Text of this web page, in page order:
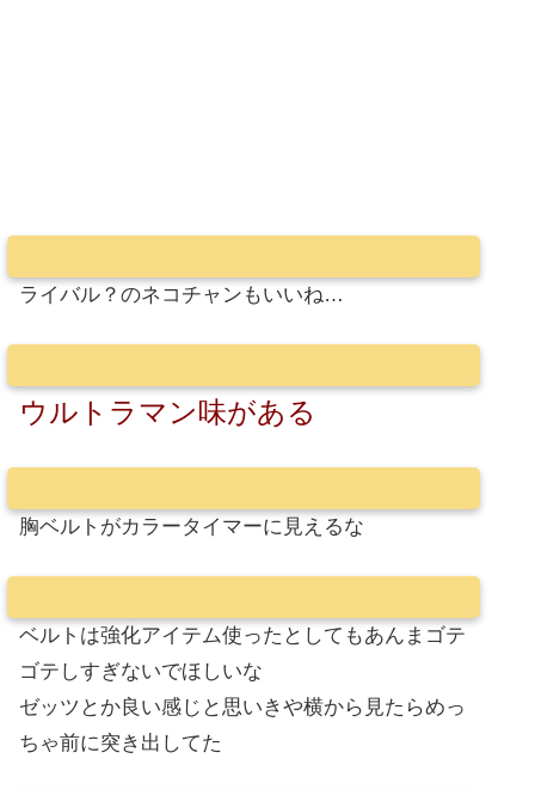
ライバル？のネコチャンもいいね…
ウルトラマン味がある
胸ベルトがカラータイマーに見えるな
ベルトは強化アイテム使ったとしてもあんまゴテ
ゴテしすぎないでほしいな
ゼッツとか良い感じと思いきや横から見たらめっ
ちゃ前に突き出してた